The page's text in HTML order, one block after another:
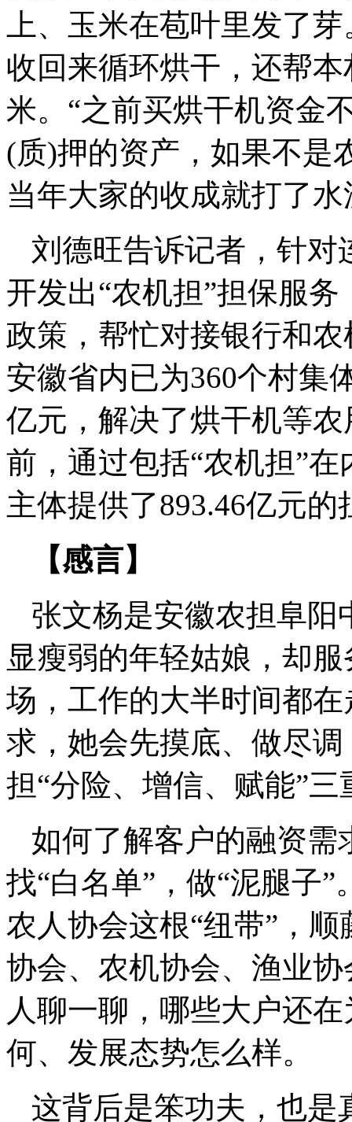
上、玉米在苞叶里发了
收回来循环烘干，还帮
米。“之前买烘干机资金
(质)押的资产，如果不是
当年大家的收成就打了
刘德旺告诉记者，针对
开发出“农机担”担保服
政策，帮忙对接银行和
安徽省内已为360个村集
亿元，解决了烘干机等
前，通过包括“农机担”
主体提供了893.46亿元的
【感言】
张文杨是安徽农担阜阳
显瘦弱的年轻姑娘，却
场，工作的大半时间都
求，她会先摸底、做尽
担“分险、增信、赋能”
如何了解客户的融资需
找“白名单”，做“泥腿子
农人协会这根“纽带”，
协会、农机协会、渔业
人聊一聊，哪些大户还
何、发展态势怎么样。
这背后是笨功夫，也是